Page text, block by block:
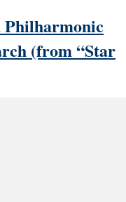
(from “Star